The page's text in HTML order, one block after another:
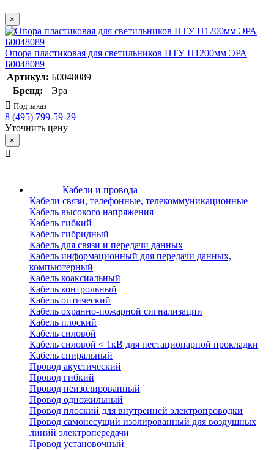
×
Опора пластиковая для светильников НТУ Н1200мм ЭРА
Б0048089
Артикул: Б0048089
Бренд:
Эра
Под заказ
8 (495) 799-59-29
Уточнить цену
×
Кабели и провода
Кабели связи, телефонные, телекоммуникационные
Кабель высокого напряжения
Кабель гибкий
Кабель гибридный
Кабель для связи и передачи данных
Кабель информационный для передачи данных,
компьютерный
Кабель коаксиальный
Кабель контрольный
Кабель оптический
Кабель охранно-пожарной сигнализации
Кабель плоский
Кабель силовой
Кабель силовой < 1кВ для нестационарной прокладки
Кабель спиральный
Провод акустический
Провод гибкий
Провод неизолированный
Провод одножильный
Провод плоский для внутренней электропроводки
Провод самонесущий изолированный для воздушных
линий электропередачи
Провод установочный